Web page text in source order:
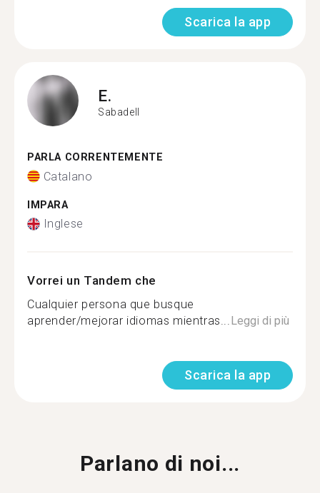
Scarica la app
E.
Sabadell
PARLA CORRENTEMENTE
Catalano
IMPARA
Inglese
Vorrei un Tandem che
Cualquier persona que busque
aprender/mejorar idiomas mientras...Leggi di più
Scarica la app
Parlano di noi...